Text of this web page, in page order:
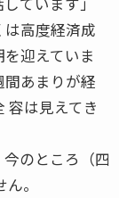
高度経済成
迎えていま
あまりが経
容は見えてき
のところ（四
。